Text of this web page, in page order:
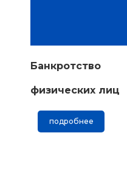
Банкротство
физических лиц
подробнее